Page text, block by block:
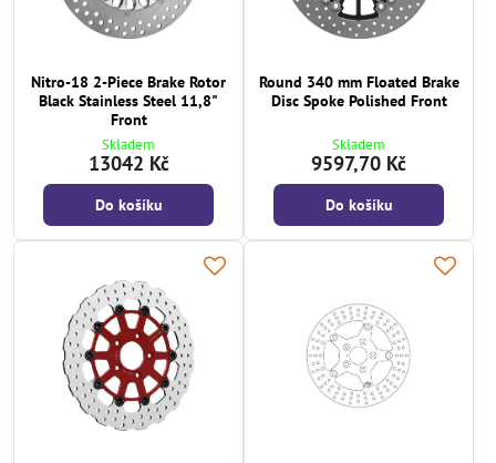
Nitro-18 2-Piece Brake Rotor
Black Stainless Steel 11,8"
Front
Skladem
13042 Kč
Do košíku
Round 340 mm Floated Brake
Disc Spoke Polished Front
Skladem
9597,70 Kč
Do košíku